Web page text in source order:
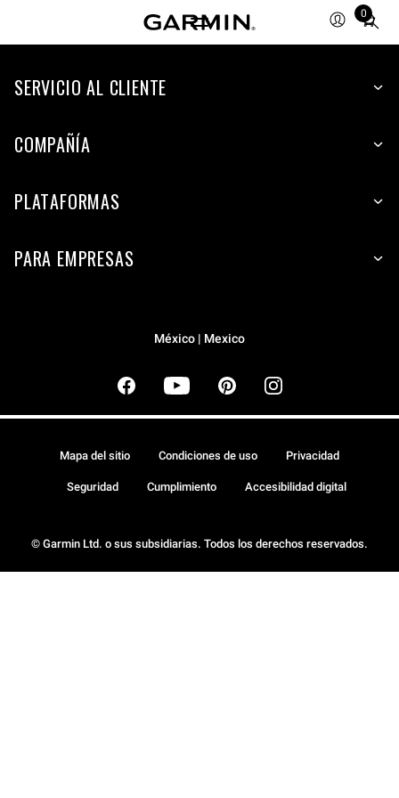
0
Total
SERVICIO AL CLIENTE
COMPAÑÍA
PLATAFORMAS
PARA EMPRESAS
México | Mexico
© Garmin Ltd. o sus subsidiarias. Todos los derechos reservados.
Mapa del sitio Condiciones de uso Privacidad
Seguridad Cumplimiento Accesibilidad digital